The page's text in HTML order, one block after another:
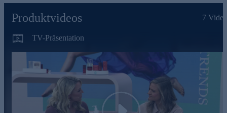
wie Mandelöl, Hyaluron- und Milchsäure an Ihre intimsten
Stellen gelangen. So kann sich die Haut beruhigen, sie
bekommt mehr Feuchtigkeit und mit 4,2 den pHWert, den sie
braucht, um im Gleichgewicht zu bleiben. Mit Ihrem täglichen
Cremeritual lassen Sie Ihrer Vulva die Pflege zukommen, die
sie verdient.
Waschlotion 02 mit Sheabutter
Die intime Waschlotion pflegt Ihre Haut schon während des
Duschens. Der Mix aus Sheabutter, Sonnenblumenöl,
Niacinamid und Glycerin sorgt dafür, dass der Intimbereich
Produktvideos 7
TV-Präsentation